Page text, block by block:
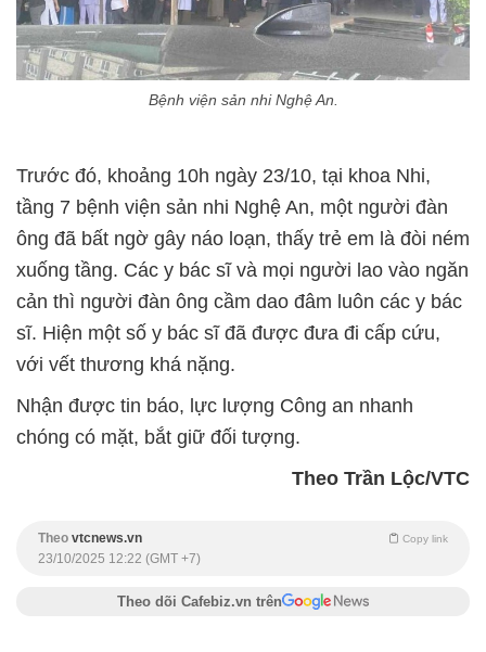
Bệnh viện sản nhi Nghệ An.
Trước đó, khoảng 10h ngày 23/10, tại khoa Nhi,
tầng 7 bệnh viện sản nhi Nghệ An, một người đàn
ông đã bất ngờ gây náo loạn, thấy trẻ em là đòi ném
xuống tầng. Các y bác sĩ và mọi người lao vào ngăn
cản thì người đàn ông cầm dao đâm luôn các y bác
sĩ. Hiện một số y bác sĩ đã được đưa đi cấp cứu,
với vết thương khá nặng.
Nhận được tin báo, lực lượng Công an nhanh
chóng có mặt, bắt giữ đối tượng.
Theo Trần Lộc/VTC
Theo vtcnews.vn Copy link
23/10/2025 12:22 (GMT +7)
Theo dõi Cafebiz.vn trên